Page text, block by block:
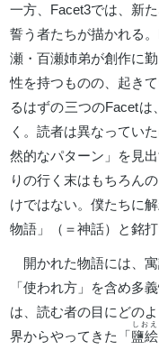
一方、Facet3では、新
誓う者たちが描かれる
瀬・百瀬姉弟が創作に
性を持つものの、起き
るはずの三つのFacet
く。読者は異なってい
然的なパターン」を見
りの行く末はもちろん
けではない。僕たちに
物語」（＝神話）と銘
開かれた物語には、寓
「使われ方」を含め多
は、読む者の目にどの
界からやってきた「鹽絵
しおえ